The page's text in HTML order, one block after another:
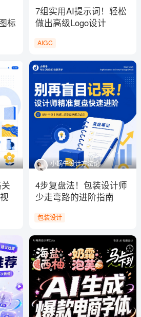
标
7组实用AI提示词！轻松
做出高级Logo设计
AIGC
4步复盘法！包装设计师
少走弯路的进阶指南
小蜗牛设计方法论
包装设计